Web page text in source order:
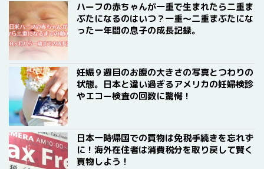
ハーフの赤ちゃんが一重で生まれたら二重ま
ぶたになるのはいつ？一重〜二重まぶたにな
った一年間の息子の成長記録。
妊娠９週目のお腹の大きさの写真とつわりの
状態。日本と違い過ぎるアメリカの妊婦検診
やエコー検査の回数に驚愕！
日本一時帰国での買物は免税手続きを忘れず
に！海外在住者は消費税分を取り戻して賢く
買物しよう！